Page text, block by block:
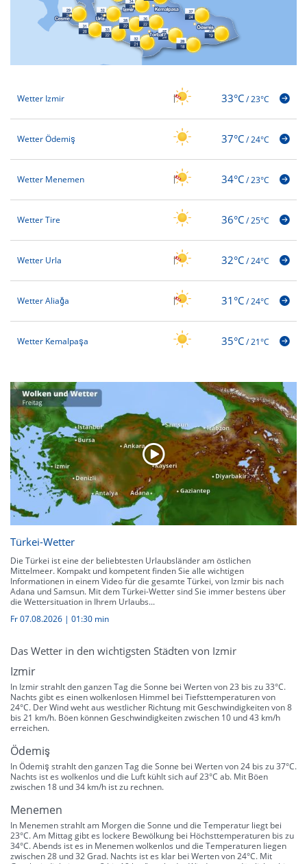
Wetter Izmir 33°C/23°C
Wetter Ödemiş 37°C/24°C
Wetter Menemen 34°C/23°C
Wetter Tire 36°C/25°C
Wetter Urla 32°C/24°C
Wetter Aliağa 31°C/24°C
Wetter Kemalpaşa 35°C/21°C
Türkei-Wetter
Die Türkei ist eine der beliebtesten Urlaubsländer am östlichen
Mittelmeer. Kompakt und kompetent finden Sie alle wichtigen
Informationen in einem Video für die gesamte Türkei, von Izmir bis nach
Adana und Samsun. Mit dem Türkei-Wetter sind Sie immer bestens über
die Wettersituation in Ihrem Urlaubs...
Fr 07.08.2026 | 01:30 min
Das Wetter in den wichtigsten Städten von Izmir
Izmir
In Izmir strahlt den ganzen Tag die Sonne bei Werten von 23 bis zu 33°C.
Nachts gibt es einen wolkenlosen Himmel bei Tiefsttemperaturen von
24°C. Der Wind weht aus westlicher Richtung mit Geschwindigkeiten von 8
bis 21 km/h. Böen können Geschwindigkeiten zwischen 10 und 43 km/h
erreichen.
Ödemiş
In Ödemiş strahlt den ganzen Tag die Sonne bei Werten von 24 bis zu 37°C.
Nachts ist es wolkenlos und die Luft kühlt sich auf 23°C ab. Mit Böen
zwischen 18 und 34 km/h ist zu rechnen.
Menemen
In Menemen strahlt am Morgen die Sonne und die Temperatur liegt bei
23°C. Am Mittag gibt es lockere Bewölkung bei Höchsttemperaturen bis zu
34°C. Abends ist es in Menemen wolkenlos und die Temperaturen liegen
zwischen 28 und 32 Grad. Nachts ist es klar bei Werten von 24°C. Mit